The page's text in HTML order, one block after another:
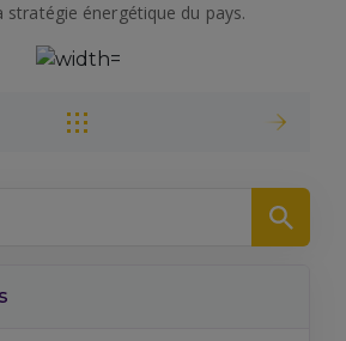
stratégie énergétique du pays.